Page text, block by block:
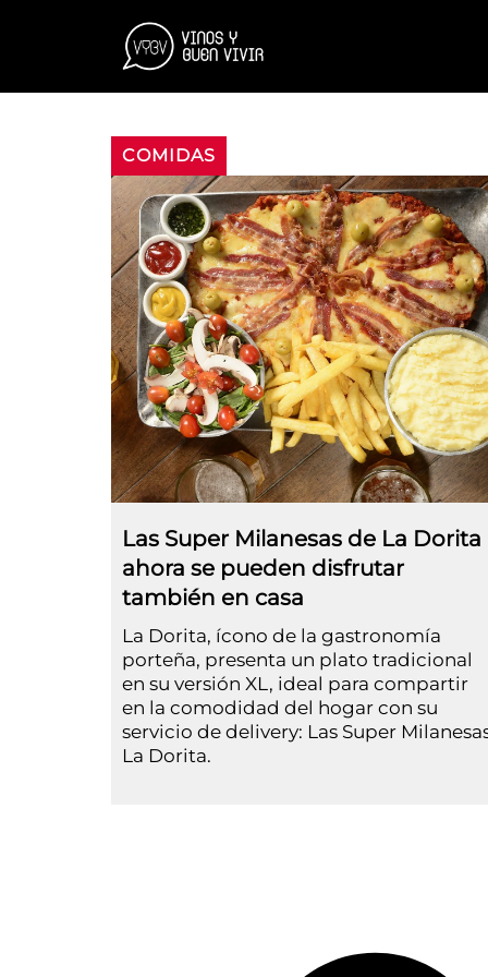
COMIDAS
Las Super Milanesas de La Dorita
ahora se pueden disfrutar
también en casa
La Dorita, ícono de la gastronomía
porteña, presenta un plato tradicional
en su versión XL, ideal para compartir
en la comodidad del hogar con su
servicio de delivery: Las Super
La Dorita.